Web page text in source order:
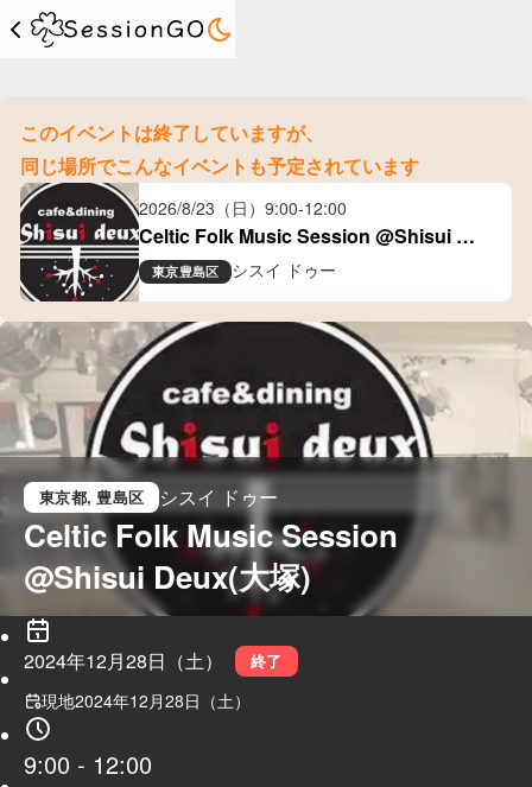
このイベントは終了していますが、
同じ場所でこんなイベントも予定されています
2026/8/23（日） 9:00-12:00
Celtic Folk Music Session @Shisui
Deux(大塚)
東京豊島区 シスイ ドゥー
東京都, 豊島区 シスイ ドゥー
Celtic Folk Music Session
@Shisui Deux(大塚)
2024年12月28日（土） 終了
現地2024年12月28日（土）
9:00 - 12:00